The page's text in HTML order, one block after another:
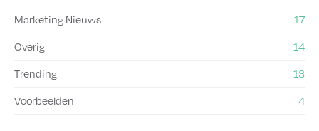
Marketing Nieuws
17
Overig
14
Trending
13
Voorbeelden
4